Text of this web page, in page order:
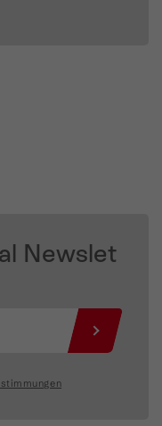
Newslet